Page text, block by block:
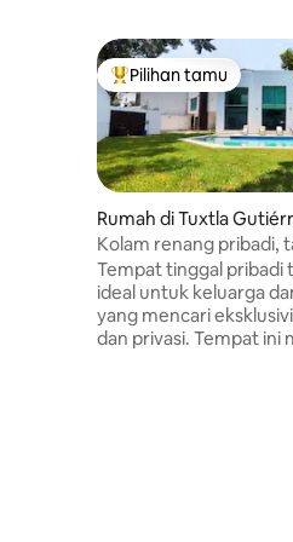
Pilihan tamu
Pilihan tamu
Rumah di Tuxtla
Kolam renang pribadi,
dan grup
Tempat tinggal pribadi
ideal untuk keluarga
yang mencari
dan privasi. Tempat ini memiliki kolam